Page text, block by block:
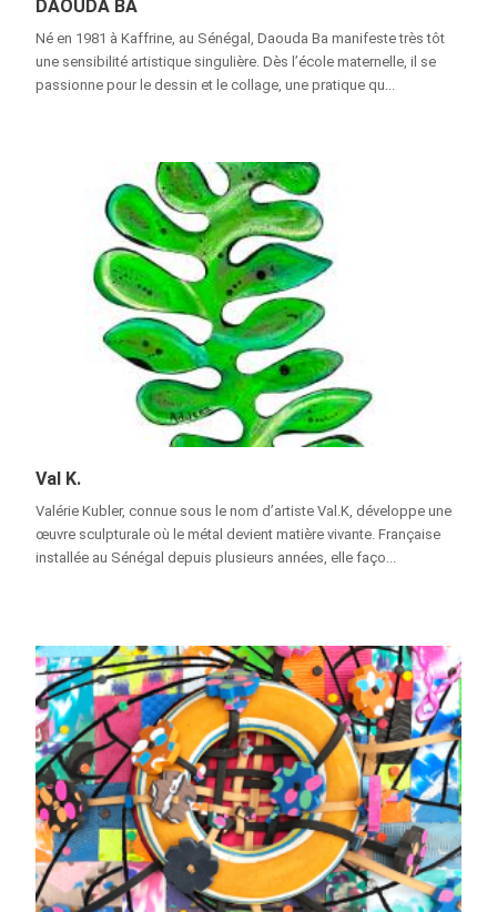
DAOUDA BA
Né en 1981 à Kaffrine, au Sénégal, Daouda Ba manifeste très tôt
une sensibilité artistique singulière. Dès l’école maternelle, il se
passionne pour le dessin et le collage, une pratique qu...
Val K.
Valérie Kubler, connue sous le nom d’artiste Val.K, développe une
œuvre sculpturale où le métal devient matière vivante. Française
installée au Sénégal depuis plusieurs années, elle faço...